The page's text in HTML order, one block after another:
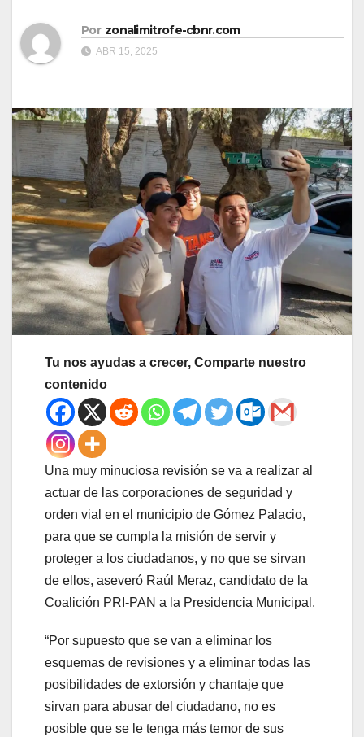
Por zonalimitrofe-cbnr.com
ABR 15, 2025
Tu nos ayudas a crecer, Comparte nuestro
contenido
Una muy minuciosa revisión se va a realizar al
actuar de las corporaciones de seguridad y
orden vial en el municipio de Gómez Palacio,
para que se cumpla la misión de servir y
proteger a los ciudadanos, y no que se sirvan
de ellos, aseveró Raúl Meraz, candidato de la
Coalición PRI-PAN a la Presidencia Municipal.
“Por supuesto que se van a eliminar los
esquemas de revisiones y a eliminar todas las
posibilidades de extorsión y chantaje que
sirvan para abusar del ciudadano, no es
posible que se le tenga más temor de sus